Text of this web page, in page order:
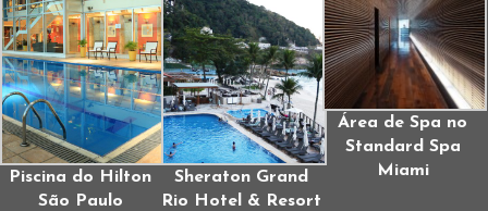
Piscina do Hilton
São Paulo
Sheraton Grand
Rio Hotel & Resort
Área de Spa no
Standard Spa
Miami